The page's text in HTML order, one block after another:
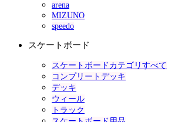
arena
MIZUNO
speedo
スケートボード
スケートボードカテゴリすべて
コンプリートデッキ
デッキ
ウィール
トラック